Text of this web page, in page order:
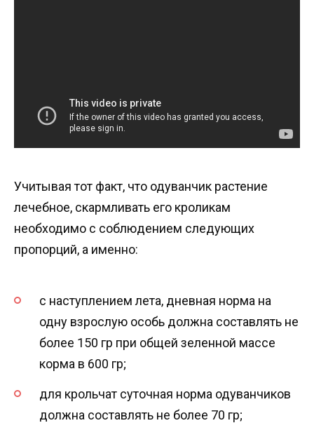
Учитывая тот факт, что одуванчик растение
лечебное, скармливать его кроликам
необходимо с соблюдением следующих
пропорций, а именно:
с наступлением лета, дневная норма на
одну взрослую особь должна составлять не
более 150 гр при общей зеленной массе
корма в 600 гр;
для крольчат суточная норма одуванчиков
должна составлять не более 70 гр;